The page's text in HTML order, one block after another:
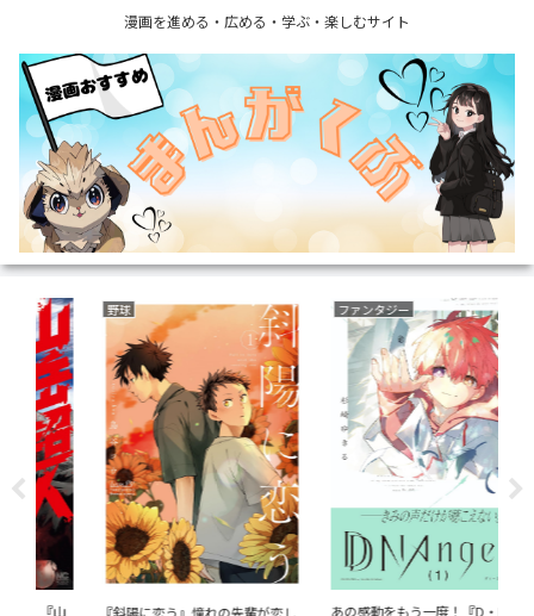
漫画を進める・広める・学ぶ・楽しむサイト
野球 ファンタジー
あの感動をもう一度！『D・N・